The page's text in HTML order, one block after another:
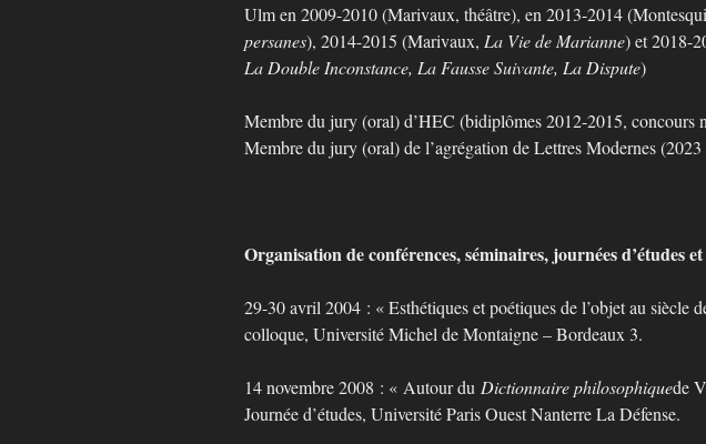
Ulm en 2009-2010 (Marivaux, théâtre), en 2013-2014
persanes), 2014-2015 (Marivaux, La Vie de Marianne) et 2018-
La Double Inconstance, La Fausse Suivante, La Dispute)
Membre du jury (oral) d’HEC (bidiplômes 2012-2015, concours
Membre du jury (oral) de l’agrégation de Lettres Modernes (2023
Organisation de conférences, séminaires, journées d’études
29-30 avril 2004 : « Esthétiques et poétiques de l’objet au siècle
colloque, Université Michel de Montaigne – Bordeaux 3.
14 novembre 2008 : « Autour du Dictionnaire philosophiquede
Journée d’études, Université Paris Ouest Nanterre La Défense.